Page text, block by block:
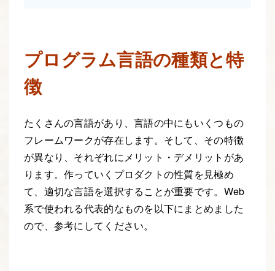
プログラム言語の種類と特
徴
たくさんの言語があり、言語の中にもいくつもの
フレームワークが存在します。そして、その特徴
が異なり、それぞれにメリット・デメリットがあ
ります。作っていくプロダクトの性質を見極め
て、適切な言語を選択することが重要です。Web
系で使われる代表的なものを以下にまとめました
ので、参考にしてください。